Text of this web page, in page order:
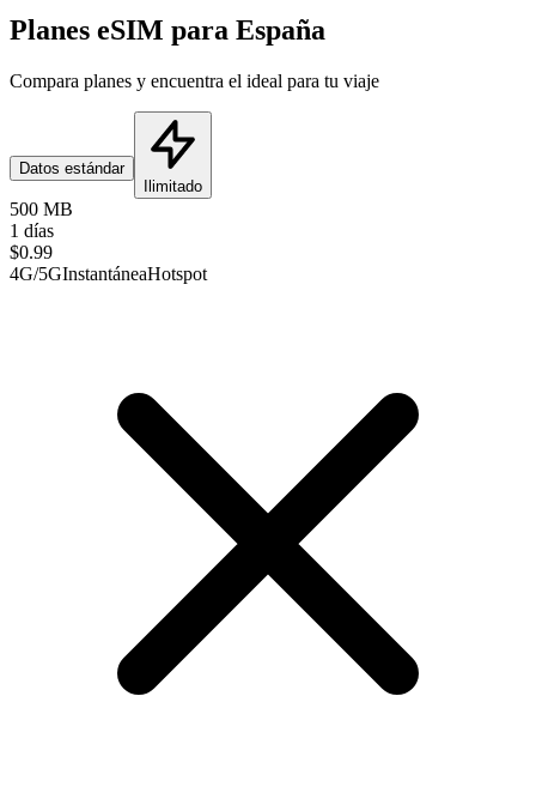
Planes eSIM para España
Compara planes y encuentra el ideal para tu viaje
Datos estándar
Ilimitado
500 MB
1 días
$0.99
4G/5GInstantáneaHotspot